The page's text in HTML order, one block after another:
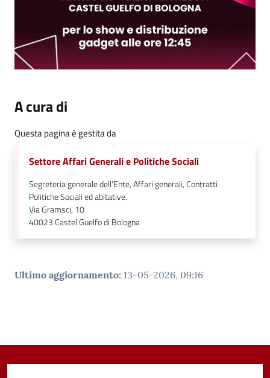
A cura di
Questa pagina è gestita da
Settore Affari Generali e Politiche Sociali
Segreteria generale dell'Ente, Affari generali, Contratti
Politiche Sociali ed abitative.
Via Gramsci, 10
40023Castel Guelfo di Bologna
Ultimo aggiornamento: 13-05-2026, 09:16